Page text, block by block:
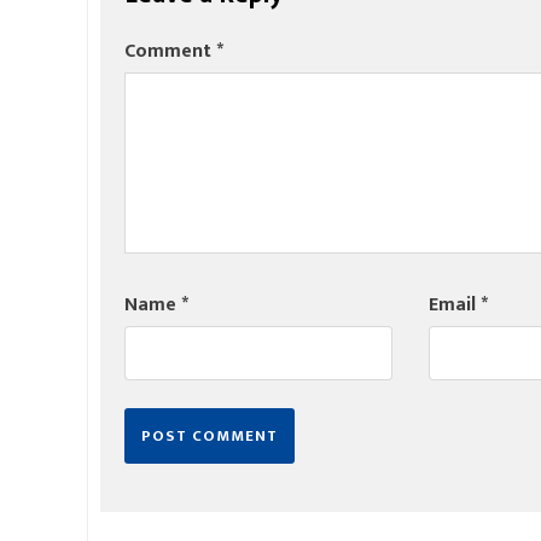
Comment*
Name* Email*